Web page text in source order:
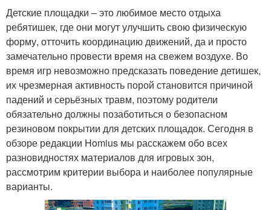
Детские площадки – это любимое место отдыха
ребятишек, где они могут улучшить свою физическую
форму, отточить координацию движений, да и просто
замечательно провести время на свежем воздухе. Во
время игр невозможно предсказать поведение детишек,
их чрезмерная активность порой становится причиной
падений и серьёзных травм, поэтому родители
обязательно должны позаботиться о безопасном
резиновом покрытии для детских площадок. Сегодня в
обзоре редакции Homius мы расскажем обо всех
разновидностях материалов для игровых зон,
рассмотрим критерии выбора и наиболее популярные
варианты.